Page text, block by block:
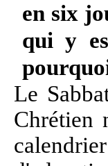
en six
qui y
Le
Chrétien